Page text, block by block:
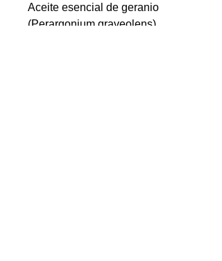
Aceite esencial de geranio
(Perargonium graveolens)